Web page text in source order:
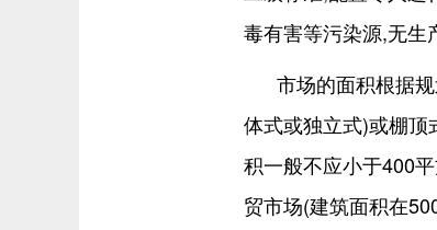
毒有害等污染源,无生
市场的面积根据
体式或独立式)或棚
积一般不应小于400
贸市场(建筑面积在